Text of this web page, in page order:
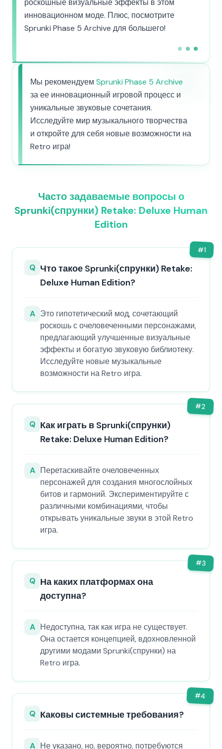
роскошные визуальные эффекты в этом
инновационном моде. Плюс, посмотрите
Sprunki Phase 5 Archive для большего!
Мы рекомендуем Sprunki Phase 5 Archive
за ее инновационный игровой процесс и
уникальные звуковые сочетания.
Исследуйте мир музыкального творчества
и откройте для себя новые возможности на
Retro игра!
Часто задаваемые вопросы о
Sprunki(спрунки) Retake: Deluxe Human
Edition
#1
Q Что такое Sprunki(спрунки) Retake:
Deluxe Human Edition?
A Это гипотетический мод, сочетающий
роскошь с очеловеченными персонажами,
предлагающий улучшенные визуальные
эффекты и богатую звуковую библиотеку.
Исследуйте новые музыкальные
возможности на Retro игра.
#2
Q Как играть в Sprunki(спрунки)
Retake: Deluxe Human Edition?
A Перетаскивайте очеловеченных
персонажей для создания многослойных
битов и гармоний. Экспериментируйте с
различными комбинациями, чтобы
открывать уникальные звуки в этой Retro
игра.
#3
Q На каких платформах она
доступна?
A Недоступна, так как игра не существует.
Она остается концепцией, вдохновленной
другими модами Sprunki(спрунки) на
Retro игра.
#4
Q Каковы системные требования?
A Не указано, но, вероятно, потребуются